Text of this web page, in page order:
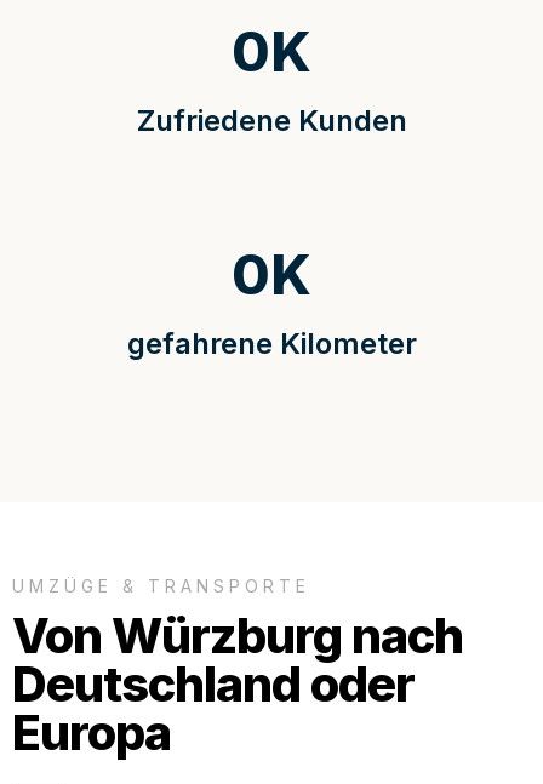
Zufriedene Kunden
0K
gefahrene Kilometer
0K
UMZÜGE & TRANSPORTE
Von Würzburg nach
Deutschland oder
Europa